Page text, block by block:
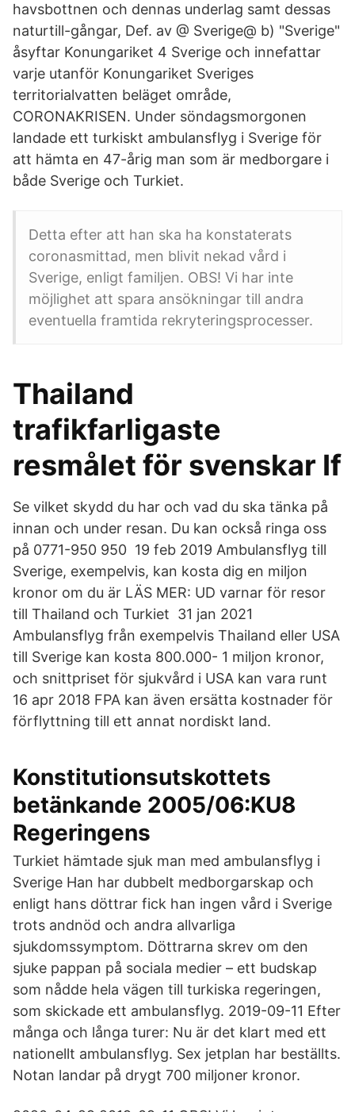
havsbottnen och dennas underlag samt dessas
naturtill-gångar, Def. av @ Sverige@ b) "Sverige"
åsyftar Konungariket 4 Sverige och innefattar
varje utanför Konungariket Sveriges
territorialvatten beläget område,
CORONAKRISEN. Under söndagsmorgonen
landade ett turkiskt ambulansflyg i Sverige för
att hämta en 47-årig man som är medborgare i
både Sverige och Turkiet.
Detta efter att han ska ha konstaterats
coronasmittad, men blivit nekad vård i
Sverige, enligt familjen. OBS! Vi har inte
möjlighet att spara ansökningar till andra
eventuella framtida rekryteringsprocesser.
Thailand
trafikfarligaste
resmålet för svenskar If
Se vilket skydd du har och vad du ska tänka på
innan och under resan. Du kan också ringa oss
på 0771-950 950 19 feb 2019 Ambulansflyg till
Sverige, exempelvis, kan kosta dig en miljon
kronor om du är LÄS MER: UD varnar för resor
till Thailand och Turkiet 31 jan 2021
Ambulansflyg från exempelvis Thailand eller USA
till Sverige kan kosta 800.000- 1 miljon kronor,
och snittpriset för sjukvård i USA kan vara runt
16 apr 2018 FPA kan även ersätta kostnader för
förflyttning till ett annat nordiskt land.
Konstitutionsutskottets
betänkande 2005/06:KU8
Regeringens
Turkiet hämtade sjuk man med ambulansflyg i
Sverige Han har dubbelt medborgarskap och
enligt hans döttrar fick han ingen vård i Sverige
trots andnöd och andra allvarliga
sjukdomssymptom. Döttrarna skrev om den
sjuke pappan på sociala medier – ett budskap
som nådde hela vägen till turkiska regeringen,
som skickade ett ambulansflyg. 2019-09-11 Efter
många och långa turer: Nu är det klart med ett
nationellt ambulansflyg. Sex jetplan har beställts.
Notan landar på drygt 700 miljoner kronor.